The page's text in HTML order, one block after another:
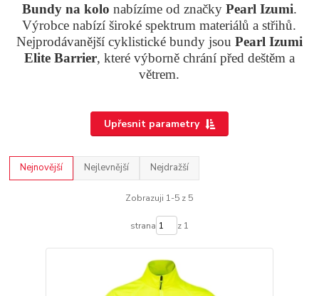
Bundy na kolo nabízíme od značky Pearl Izumi.
Výrobce nabízí široké spektrum materiálů a střihů.
Nejprodávanější cyklistické bundy jsou Pearl Izumi
Elite Barrier, které výborně chrání před deštěm a
větrem.
Upřesnit parametry
Nejnovější Nejlevnější Nejdražší
Zobrazuji 1-5 z 5
strana z 1